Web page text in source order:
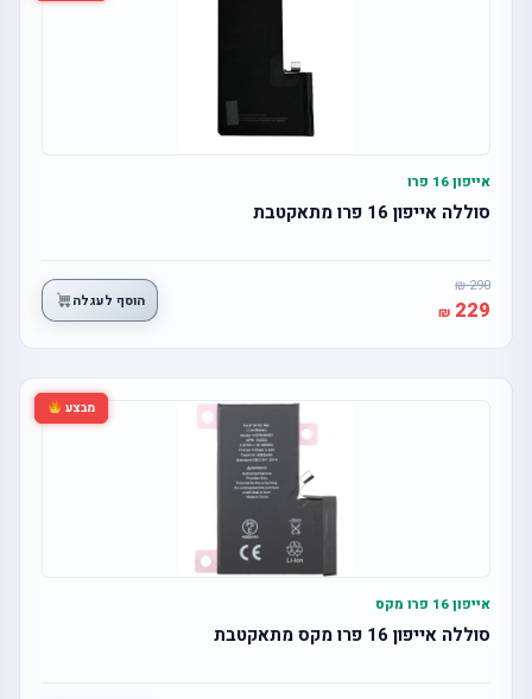
אייפון 16 פרו
סוללה אייפון 16 פרו מתאקטבת
290
229 הוסף לעגלה
מבצע
אייפון 16 פרו מקס
סוללה אייפון 16 פרו מקס מתאקטבת